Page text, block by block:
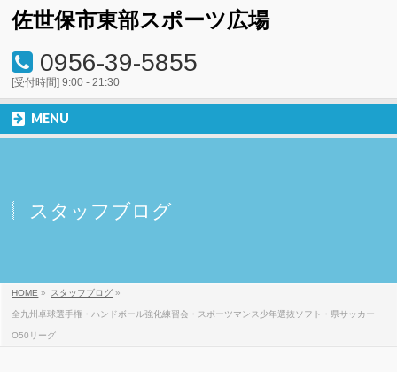
佐世保市東部スポーツ広場
0956-39-5855
[受付時間] 9:00 - 21:30
MENU
スタッフブログ
HOME » スタッフブログ »
全九州卓球選手権・ハンドボール強化練習会・スポーツマンス少年選抜ソフト・県サッカー
O50リーグ